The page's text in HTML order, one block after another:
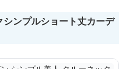
ンプルショート丈カーデ